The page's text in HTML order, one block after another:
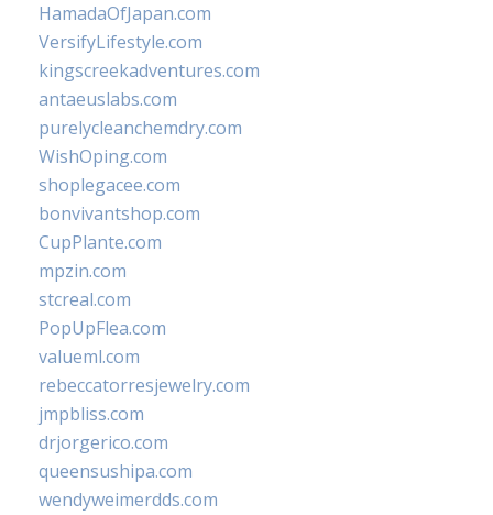
HamadaOfJapan.com
VersifyLifestyle.com
kingscreekadventures.com
antaeuslabs.com
purelycleanchemdry.com
WishOping.com
shoplegacee.com
bonvivantshop.com
CupPlante.com
mpzin.com
stcreal.com
PopUpFlea.com
valueml.com
rebeccatorresjewelry.com
jmpbliss.com
drjorgerico.com
queensushipa.com
wendyweimerdds.com